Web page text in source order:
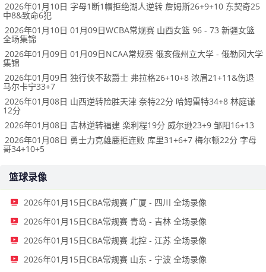
2026年01月10日 字母1断1帽拒绝湖人逆转 詹姆斯26+9+10 东契奇25
中8&致命6犯
2026年01月10日 01月09日WCBA常规赛 山西女篮 96 - 73 新疆女篮
全场集锦
2026年01月09日 01月09日NCAA常规赛 俄亥俄州立大学 - 俄勒冈大学
集锦
2026年01月09日 独行侠不敌爵士 弗拉格26+10+8 浓眉21+11&伤退
马尔卡宁33+7
2026年01月08日 山西逆转险胜天津 奈特22分 哈姆雷特34+8 林庭谦
12分
2026年01月08日 吉林逆转福建 栾利程19分 威尔逊23+9 邹阳16+13
2026年01月08日 勇士力克雄鹿拒连败 库里31+6+7 梅尔顿22分 字母
哥34+10+5
篮球录像
2026年01月15日CBA常规赛 广厦 - 四川 全场录像
2026年01月15日CBA常规赛 青岛 - 吉林 全场录像
2026年01月15日CBA常规赛 北控 - 江苏 全场录像
2026年01月15日CBA常规赛 山东 - 宁波 全场录像